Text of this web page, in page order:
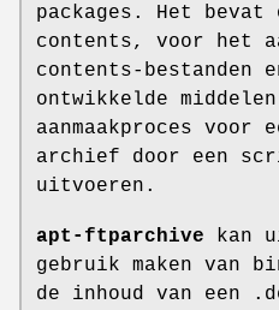
packages. Het bevat
contents, voor het
contents-bestanden
ontwikkelde
aanmaakproces voor
archief door een
uitvoeren.
apt-ftparchive kan
gebruik maken van
de inhoud van een